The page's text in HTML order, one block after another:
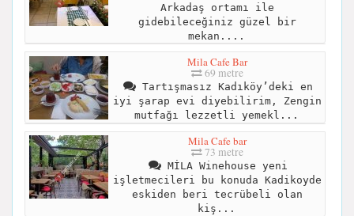
Arkadaş ortamı ile
gidebileceğiniz güzel bir
mekan....
Mila Cafe Bar
69 metre
Tartışmasız Kadıköy’deki en
iyi şarap evi diyebilirim, Zengin
mutfağı lezzetli yemekl...
Mila Cafe bar
73 metre
MİLA Winehouse yeni
işletmecileri bu konuda Kadikoyde
eskiden beri tecrübeli olan
kiş...